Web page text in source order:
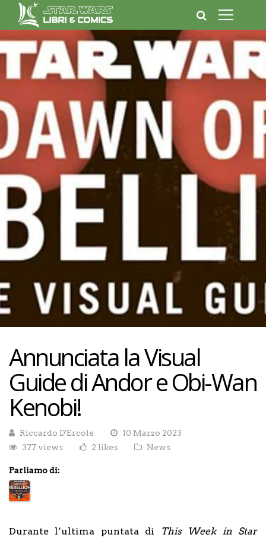
Annunciata la Visual
Guide di Andor e Obi-Wan
Kenobi!
Riccardo D'Ercole
10 Marzo 2023
377 views
2 likes News
Parliamo di:
Durante l’ultima puntata di
This Week in Star